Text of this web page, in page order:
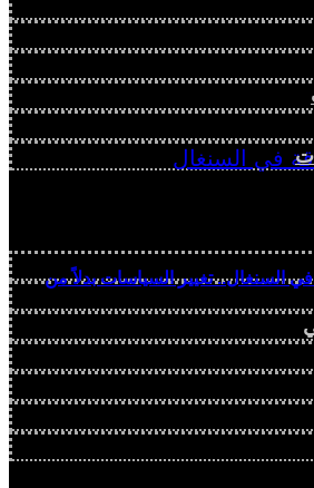
السنغال.. تغيير السياسات بدلاً من